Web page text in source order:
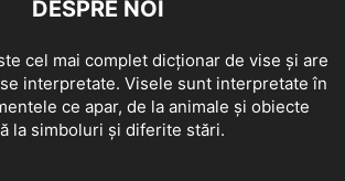
DESPRE NOI
cel mai complet dicționar de vise și are
interpretate. Visele sunt interpretate în
ce apar, de la animale și obiecte
la simboluri și diferite stări.